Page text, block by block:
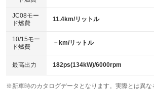
電動格納ミラー
：装備あり
：装備なし
パワーシート
ベンチシート
：装備なし
チップアップシート
：装備なし
：装備なし ：装備
JC08モー
ド燃費
11.4km/リットル
10/15モー
ド燃費
－km/リットル
最高出力 182ps(134kW)/6000rpm
※新車時のカタログデータとなります。実際とは異な